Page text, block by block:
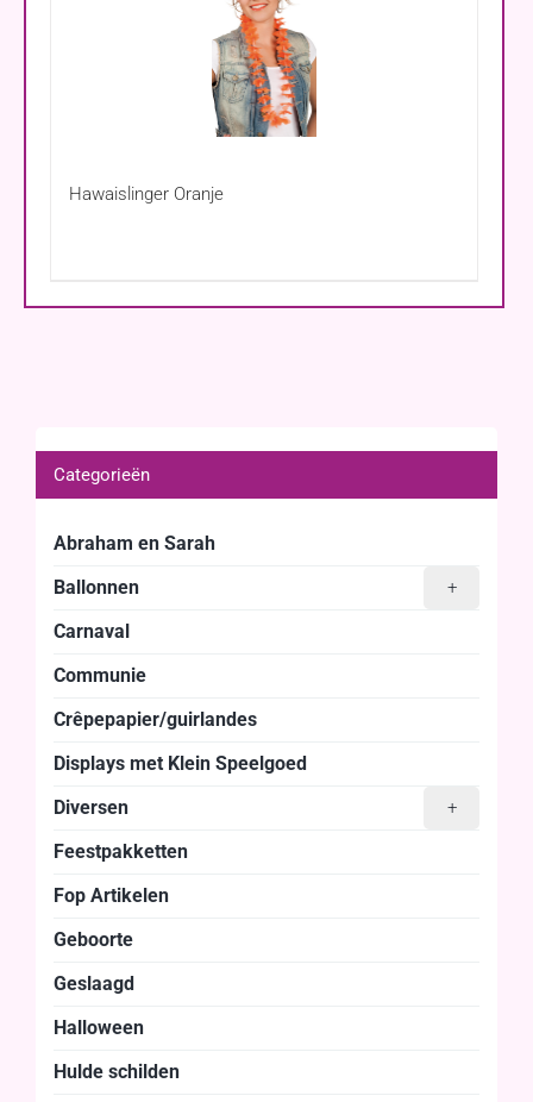
Hawaislinger Oranje
Categorieën
Abraham en Sarah
+
Ballonnen
Carnaval
Communie
Crêpepapier/guirlandes
Displays met Klein Speelgoed
+
Diversen
Feestpakketten
Fop Artikelen
Geboorte
Geslaagd
Halloween
Hulde schilden